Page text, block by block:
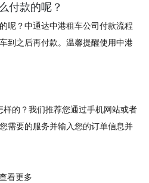
付款的呢？
呢？中通达中港租车公司付款流程
到之后再付款。温馨提醒使用中港
的？我们推荐您通过手机网站或者
需要的服务并输入您的订单信息并
看更多